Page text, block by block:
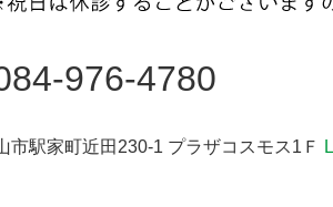
976-4780
駅家町近田230-1 プラザコスモス1Ｆ